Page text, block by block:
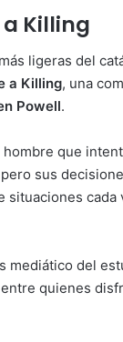
a Killing
ligeras del
a Killing, una
Powell.
hombre que
sus
situaciones cada
mediático del
quienes